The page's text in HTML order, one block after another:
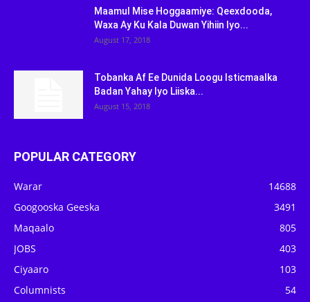
Maamul Mise Hoggaamiye: Qeexdooda,
Waxa Ay Ku Kala Duwan Yihiin Iyo...
August 17, 2018
Tobanka Af Ee Dunida Loogu Isticmaalka
Badan Yahay Iyo Liiska...
August 15, 2018
POPULAR CATEGORY
Warar
14688
Googooska Geeska
3491
Maqaalo
805
JOBS
403
Ciyaaro
103
Columnists
54